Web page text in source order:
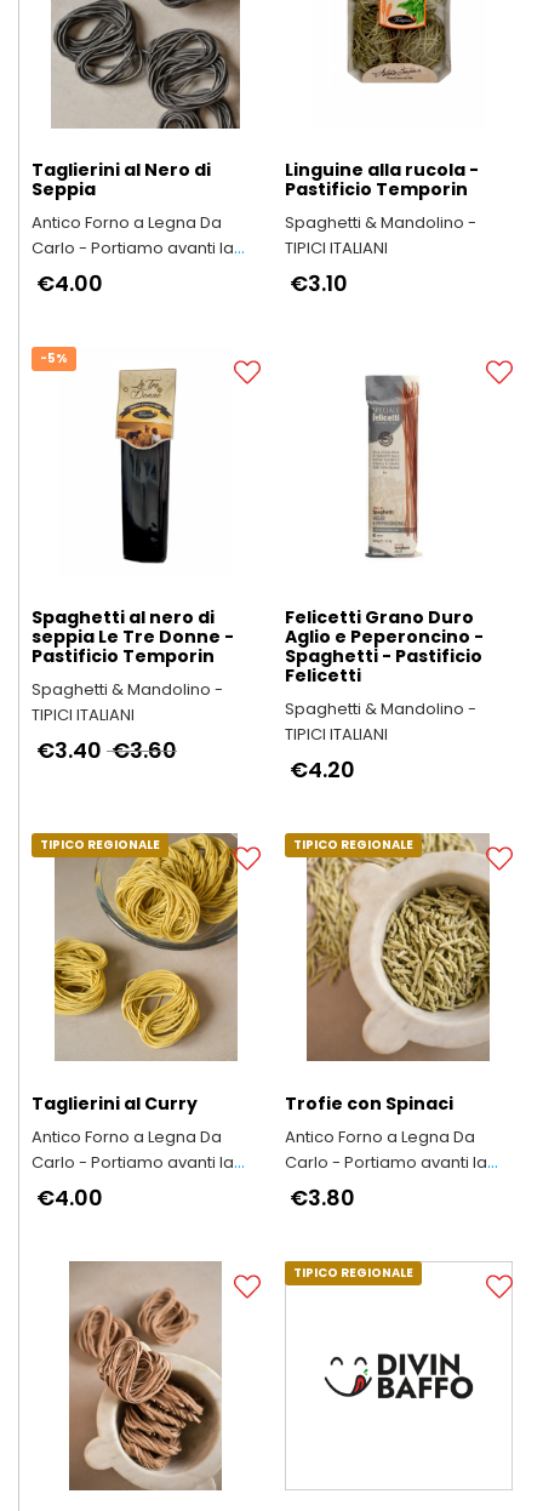
Taglierini al Nero di
Seppia
Antico Forno a Legna Da
Carlo - Portiamo avanti la
qualità e il buon gusto di
“una volta"
€4.00
Linguine alla rucola -
Pastificio Temporin
Spaghetti & Mandolino -
TIPICI ITALIANI
€3.10
-5%
Spaghetti al nero di
seppia Le Tre Donne -
Pastificio Temporin
Spaghetti & Mandolino -
TIPICI ITALIANI
€3.60
€3.40
Felicetti Grano Duro
Aglio e Peperoncino -
Spaghetti - Pastificio
Felicetti
Spaghetti & Mandolino -
TIPICI ITALIANI
€4.20
TIPICO REGIONALE
Taglierini al Curry
Antico Forno a Legna Da
Carlo - Portiamo avanti la
qualità e il buon gusto di
“una volta"
€4.00
TIPICO REGIONALE
Trofie con Spinaci
Antico Forno a Legna Da
Carlo - Portiamo avanti la
qualità e il buon gusto di
“una volta"
€3.80
TIPICO REGIONALE